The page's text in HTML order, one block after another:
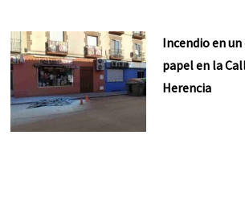
Incendio en
papel en la
Herencia